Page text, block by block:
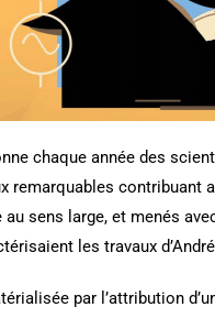
chaque année des
remarquables contribuant
sens large, et menés
les travaux
par l’attribution